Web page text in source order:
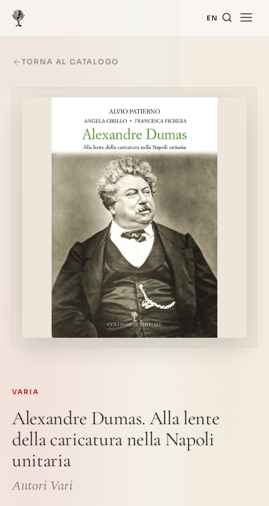
EN
TORNA AL CATALOGO
VARIA
Alexandre Dumas. Alla lente
della caricatura nella Napoli
unitaria
Autori Vari